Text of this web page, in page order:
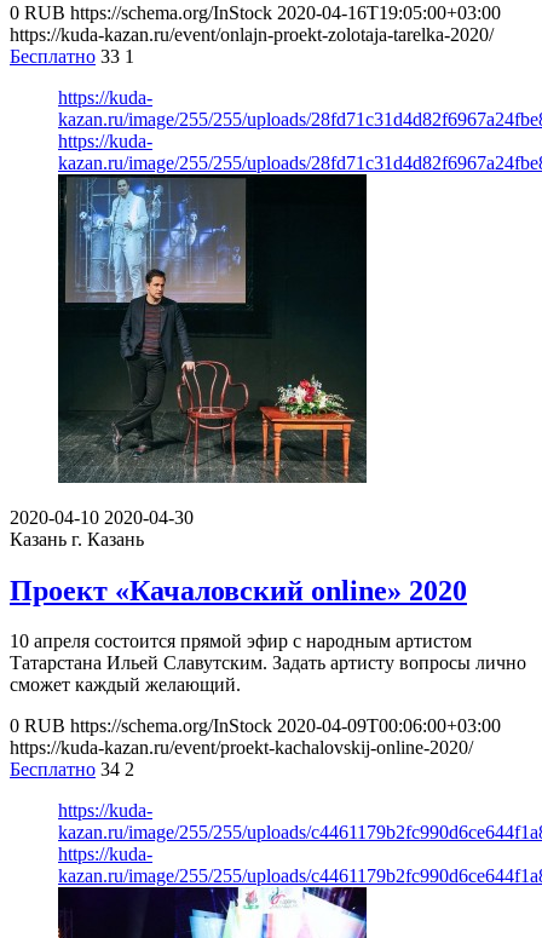
0 RUB https://schema.org/InStock 2020-04-16T19:05:00+03:00
https://kuda-kazan.ru/event/onlajn-proekt-zolotaja-tarelka-2020/
Бесплатно 33 1
https://kuda-
kazan.ru/image/255/255/uploads/
https://kuda-
kazan.ru/image/255/255/uploads/
2020-04-10 2020-04-30
Казань г. Казань
Проект «Качаловский online» 2020
10 апреля состоится прямой эфир с народным артистом
Татарстана Ильей Славутским. Задать артисту вопросы лично
сможет каждый желающий.
0 RUB https://schema.org/InStock 2020-04-09T00:06:00+03:00
https://kuda-kazan.ru/event/proekt-kachalovskij-online-2020/
Бесплатно 34 2
https://kuda-
kazan.ru/image/255/255/uploads/
https://kuda-
kazan.ru/image/255/255/uploads/